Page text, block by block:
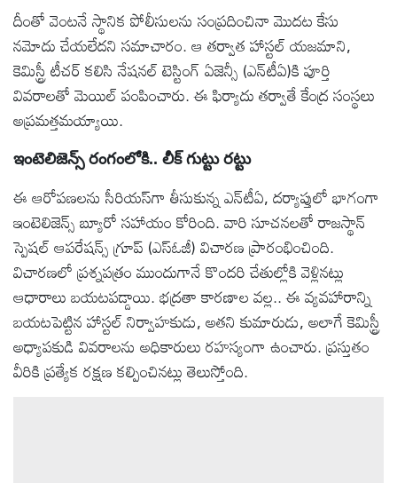
దీంతో వెంటనే స్థానిక పోలీసులను సంప్రదించినా మొదట కేసు
నమోదు చేయలేదని సమాచారం. ఆ తర్వాత హాస్టల్‌ యజమాని,
కెమిస్ట్రీ టీచర్‌ కలిసి నేషనల్‌ టెస్టింగ్‌ ఏజెన్సీ (ఎన్‌టీఏ)కి పూర్తి
వివరాలతో మెయిల్‌ పంపించారు. ఈ ఫిర్యాదు తర్వాతే కేంద్ర సంస్థలు
అప్రమత్తమయ్యాయి.
ఇంటెలిజెన్స్‌ రంగంలోకి.. లీక్‌ గుట్టు రట్టు
ఈ ఆరోపణలను సీరియస్‌గా తీసుకున్న ఎన్‌టీఏ, దర్యాప్తులో భాగంగా
ఇంటెలిజెన్స్‌ బ్యూరో సహాయం కోరింది. వారి సూచనలతో రాజస్థాన్‌
స్పెషల్‌ ఆపరేషన్స్‌ గ్రూప్‌ (ఎస్‌ఓజీ) విచారణ ప్రారంభించింది.
విచారణలో ప్రశ్నపత్రం ముందుగానే కొందరి చేతుల్లోకి వెళ్లినట్లు
ఆధారాలు బయటపడ్డాయి. భద్రతా కారణాల వల్ల.. ఈ వ్యవహారాన్ని
బయటపెట్టిన హాస్టల్‌ నిర్వాహకుడు, అతని కుమారుడు, అలాగే కెమిస్ట్రీ
అధ్యాపకుడి వివరాలను అధికారులు రహస్యంగా ఉంచారు. ప్రస్తుతం
వీరికి ప్రత్యేక రక్షణ కల్పించినట్లు తెలుస్తోంది.